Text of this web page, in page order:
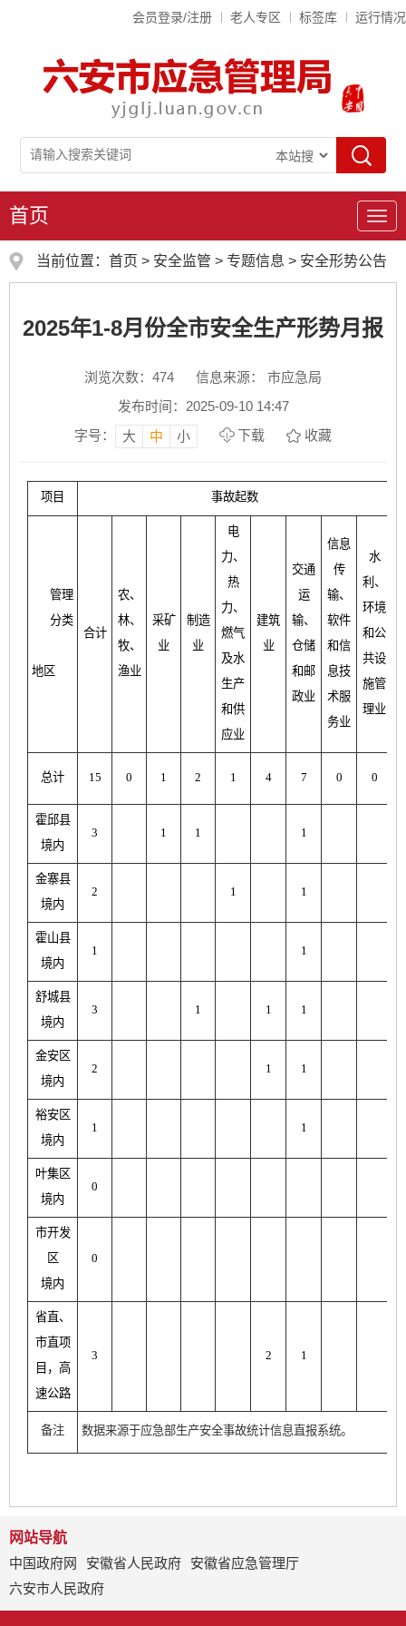
会员登录/注册 老人专区 标签库 运行情况
首页
导
航
当前位置： 首页 > 安全监管 > 专题信息 > 安全形势公告
2025年1-8月份全市安全生产形势月报
浏览次数： 474
信息来源： 市应急局
发布时间：2025-09-10 14:47
字号：
大 中 小 下载 收藏
项目 事故起数
管理
分类
地区
合计
农、
林、
牧、
渔业
采矿
业
制造
业
电
力、
热
力、
燃气
及水
生产
和供
应业
建筑
业
交通
运
输、
仓储
和邮
政业
信息
传
输、
软件
和信
息技
术服
务业
水
利、
环境
和公
共设
施管
理业
总计 15 0 1 2 1 4 7 0 0
霍邱县
境内
3 1 1 1
金寨县
境内
2 1 1
霍山县
境内
1 1
舒城县
境内
3 1 1 1
金安区
境内
2 1 1
裕安区
境内
1 1
叶集区
境内
0
市开发
区
境内
0
省直、
市直项
目，高
速公路
3 2 1
备注 数据来源于应急部生产安全事故统计信息直报系统。
网站导航
中国政府网
安徽省人民政府
安徽省应急管理厅
六安市人民政府